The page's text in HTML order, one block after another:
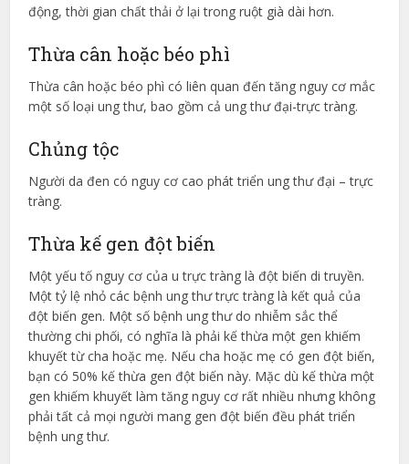
động, thời gian chất thải ở lại trong ruột già dài hơn.
Thừa cân hoặc béo phì
Thừa cân hoặc béo phì có liên quan đến tăng nguy cơ mắc
một số loại ung thư, bao gồm cả ung thư đại-trực tràng.
Chủng tộc
Người da đen có nguy cơ cao phát triển ung thư đại – trực
tràng.
Thừa kế gen đột biến
Một yếu tố nguy cơ của u trực tràng là đột biến di truyền.
Một tỷ lệ nhỏ các bệnh ung thư trực tràng là kết quả của
đột biến gen. Một số bệnh ung thư do nhiễm sắc thể
thường chi phối, có nghĩa là phải kế thừa một gen khiếm
khuyết từ cha hoặc mẹ. Nếu cha hoặc mẹ có gen đột biến,
bạn có 50% kế thừa gen đột biến này. Mặc dù kế thừa một
gen khiếm khuyết làm tăng nguy cơ rất nhiều nhưng không
phải tất cả mọi người mang gen đột biến đều phát triển
bệnh ung thư.